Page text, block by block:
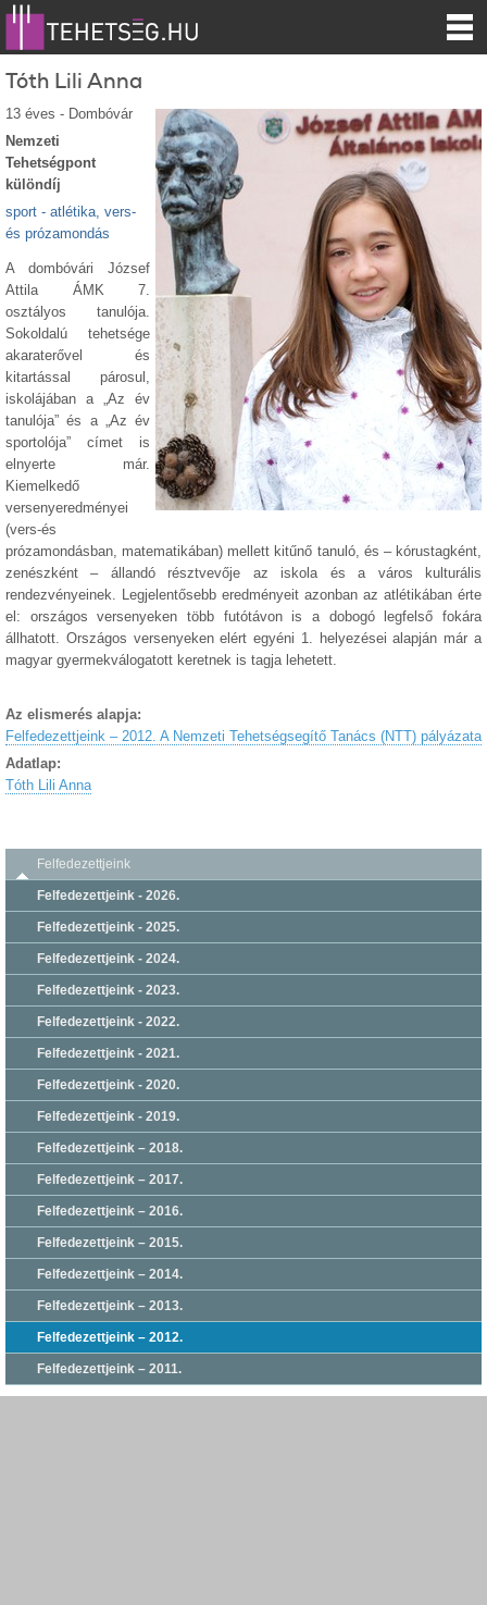
Tóth Lili Anna
13 éves - Dombóvár
Nemzeti
Tehetségpont
különdíj
sport - atlétika, vers-
és prózamondás
A dombóvári József
Attila ÁMK 7.
osztályos tanulója.
Sokoldalú tehetsége
akaraterővel és
kitartással párosul,
iskolájában a „Az év
tanulója” és a „Az év
sportolója” címet is
elnyerte már.
Kiemelkedő
versenyeredményei
(vers-és
prózamondásban, matematikában) mellett kitűnő tanuló, és – kórustagként,
zenészként – állandó résztvevője az iskola és a város kulturális
rendezvényeinek. Legjelentősebb eredményeit azonban az atlétikában érte
el: országos versenyeken több futótávon is a dobogó legfelső fokára
állhatott. Országos versenyeken elért egyéni 1. helyezései alapján már a
magyar gyermekválogatott keretnek is tagja lehetett.
Az elismerés alapja:
Felfedezettjeink – 2012. A Nemzeti Tehetségsegítő Tanács (NTT) pályázata
Adatlap:
Tóth Lili Anna
Felfedezettjeink
Felfedezettjeink - 2026.
Felfedezettjeink - 2025.
Felfedezettjeink - 2024.
Felfedezettjeink - 2023.
Felfedezettjeink - 2022.
Felfedezettjeink - 2021.
Felfedezettjeink - 2020.
Felfedezettjeink - 2019.
Felfedezettjeink – 2018.
Felfedezettjeink – 2017.
Felfedezettjeink – 2016.
Felfedezettjeink – 2015.
Felfedezettjeink – 2014.
Felfedezettjeink – 2013.
Felfedezettjeink – 2012.
Felfedezettjeink – 2011.